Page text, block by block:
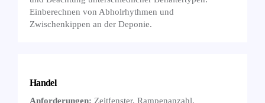
Einberechnen von Abholrhythmen und
Zwischenkippen an der Deponie.
Handel
Anforderungen: Zeitfenster, Rampenanzahl,